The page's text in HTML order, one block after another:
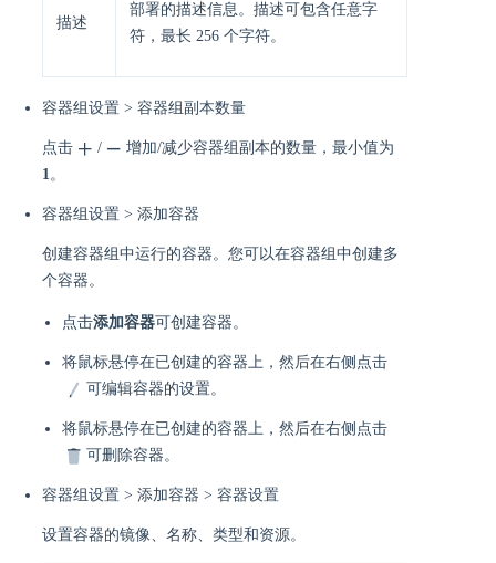
描述
部署的描述信息。描述可包含任意字
符，最长 256 个字符。
容器组设置 > 容器组副本数量
点击 /
增加/减少容器组副本的数量，最小值为
1。
容器组设置 > 添加容器
创建容器组中运行的容器。您可以在容器组中创建多
个容器。
点击添加容器可创建容器。
将鼠标悬停在已创建的容器上，然后在右侧点击
可编辑容器的设置。
将鼠标悬停在已创建的容器上，然后在右侧点击
可删除容器。
容器组设置 > 添加容器 > 容器设置
设置容器的镜像、名称、类型和资源。